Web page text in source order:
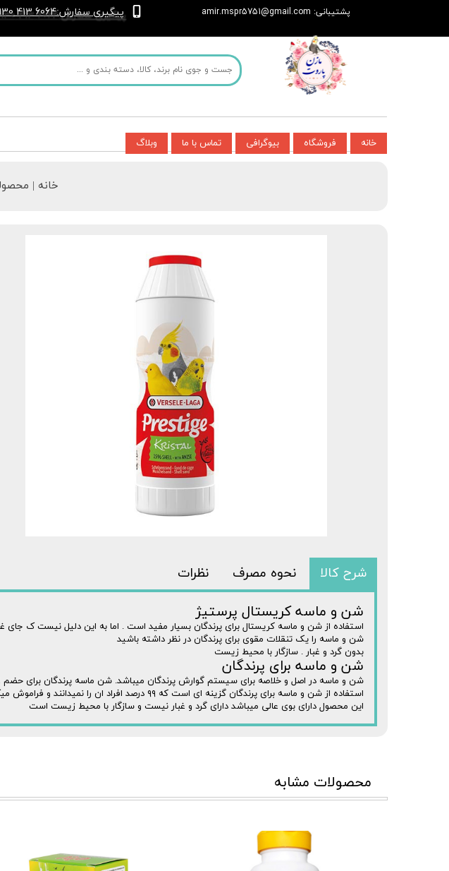
پشتیبانی: amir.mspr5751@gmail.com پیگیری سفارش:
6064 413 0930
خانه
فروشگاه بیوگرافی تماس با ما وبلاگ
خانه |
شرح کالا نحوه مصرف نظرات
شن و ماسه کریستال پرستیژ
استفاده از شن و ماسه کریستال برای پرندگان بسیار مفید است . اما به این دلیل نیست ک جای
شن و ماسه را یک تنقلات مقوی برای پرندگان در نظر داشته باشید
بدون گرد و غبار . سازگار با محیط زیست
شن و ماسه برای پرندگان
شن و ماسه در اصل و خلاصه برای سیستم گوارش پرندگان میباشد. شن ماسه پرندگان برای
استفاده از شن و ماسه برای پرندگان گزینه ای است که ۹۹ درصد افراد ان را نمیدانند و فراموش میکنند.
این محصول دارای بوی عالی میباشد دارای گرد و غبار نیست و سازگار با محیط زیست است
محصولات مشابه